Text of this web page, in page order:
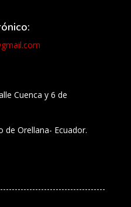
Cuenca y 6 de
de Orellana- Ecuador.